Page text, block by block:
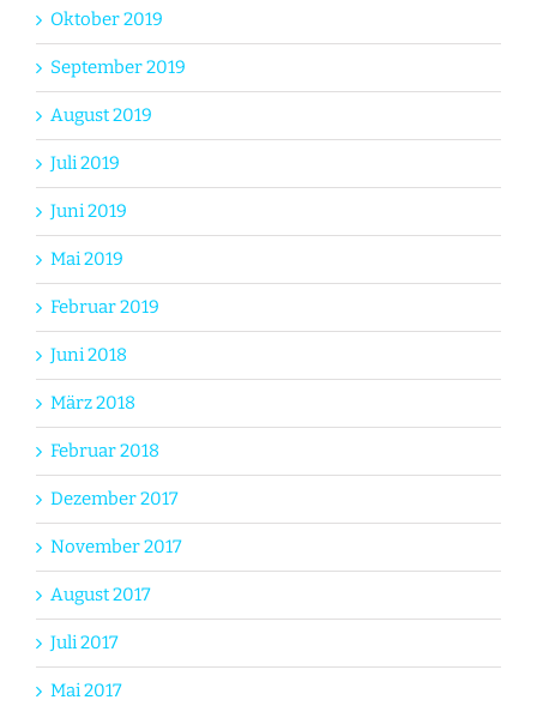
Oktober 2019
September 2019
August 2019
Juli 2019
Juni 2019
Mai 2019
Februar 2019
Juni 2018
März 2018
Februar 2018
Dezember 2017
November 2017
August 2017
Juli 2017
Mai 2017